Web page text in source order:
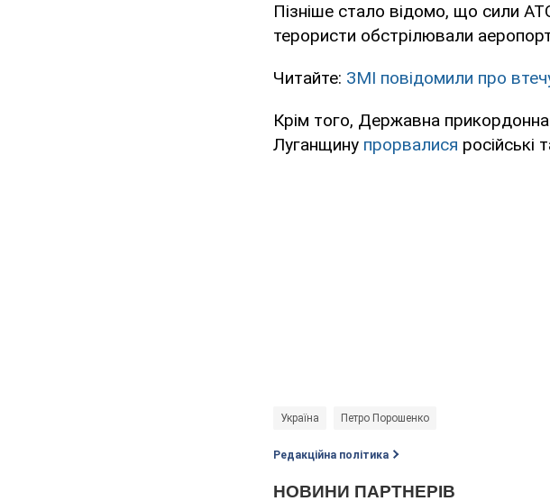
Пізніше стало відомо, що сили
терористи обстрілювали
Читайте: ЗМІ повідомили про
Крім того, Державна
Луганщину прорвалися російські
Україна Петро Порошенко
Редакційна політика